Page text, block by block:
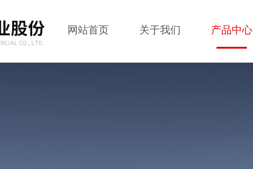
网站首页 关于我们 产品中心